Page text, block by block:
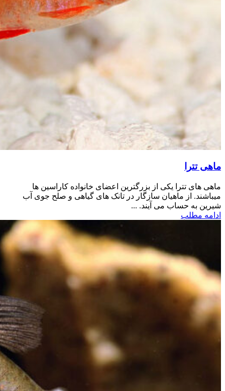
ماهی تترا
ماهی های تترا یکی از بزرگترین اعضای خانواده کاراسین ها
میباشند. از ماهیان سازگار در تانک های گیاهی و صلح جوی آب
شیرین به حساب می آیند. ...
ادامه مطلب